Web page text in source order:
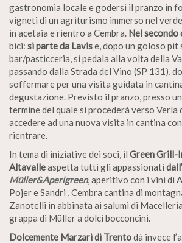
gastronomia locale e godersi il pranzo in
vigneti di un agriturismo immerso nel
in acetaia e rientro a Cembra. Nel secondo
bici: si parte da Lavise, dopo un goloso pit
bar/pasticceria, si pedala alla volta della
passando dalla Strada del Vino (SP 131),
soffermare per una visita guidata in
degustazione. Previsto il pranzo, presso
termine del quale si procederà verso Verla
accedere ad una nuova visita in cantina
rientrare.
In tema di iniziative dei soci, il Green Grill-
Altavalleaspetta tutti gli appassionati
Müller&Aperigreen, aperitivo con i vini di
Pojer e Sandri , Cembra cantina di
Zanotelli in abbinata ai salumi di
grappa di Müller a dolci bocconcini.
Dolcemente Marzari di Trentodà invece